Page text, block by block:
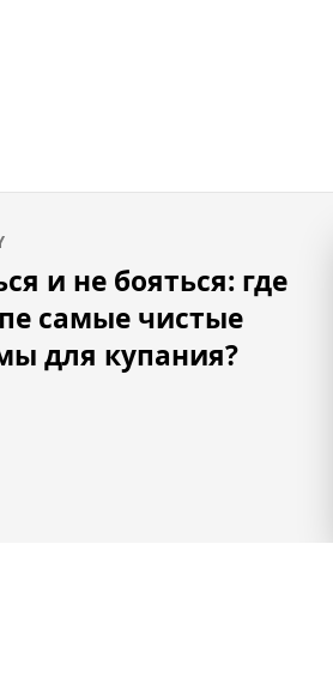
и не бояться: где
самые чистые
для купания?